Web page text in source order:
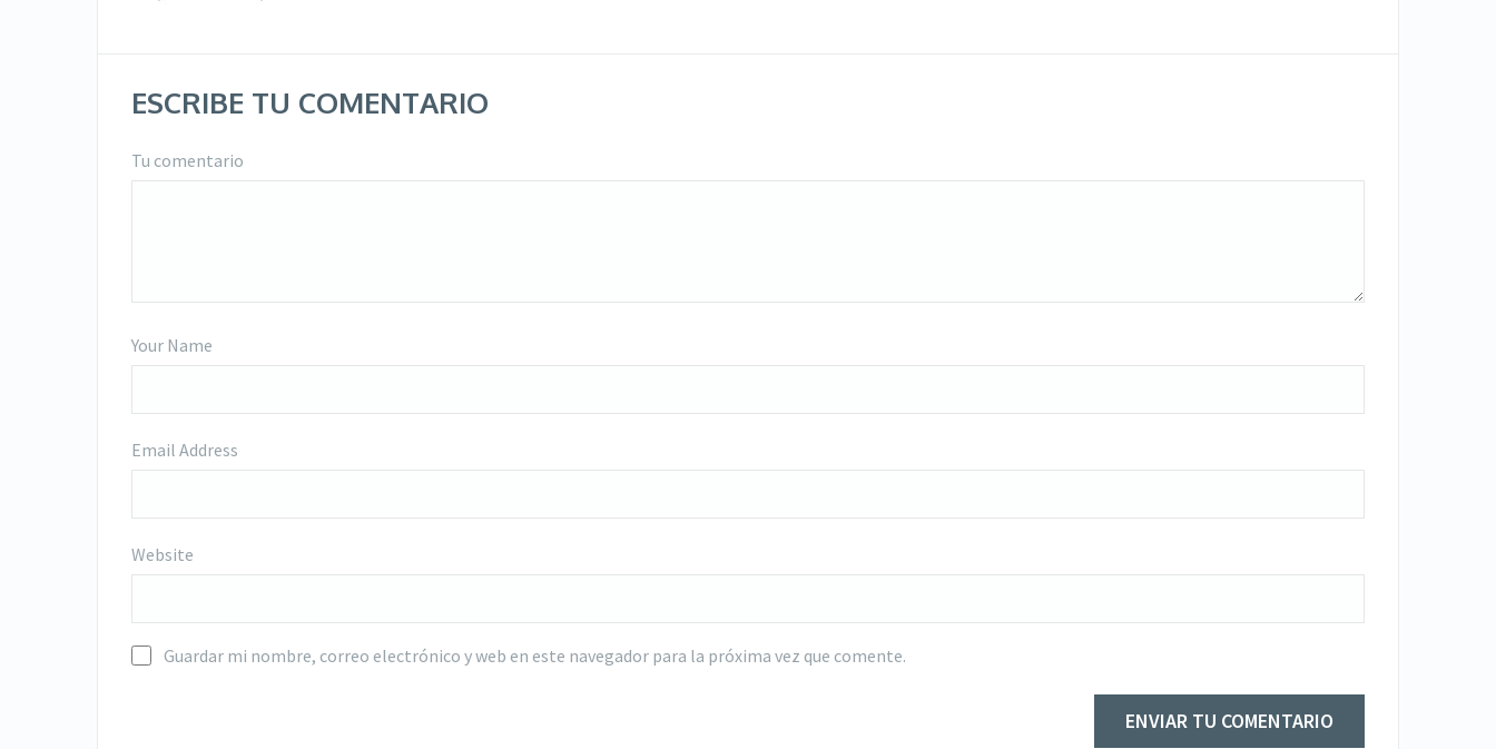
ESCRIBE TU COMENTARIO
Tu comentario
Your Name
Email Address
Website
Guardar mi nombre, correo electrónico y web en este navegador para la próxima vez que comente.